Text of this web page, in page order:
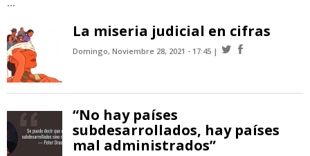
La miseria judicial en cifras
Domingo, Noviembre 28, 2021 - 17:45
“No hay países
subdesarrollados, hay países
mal administrados”